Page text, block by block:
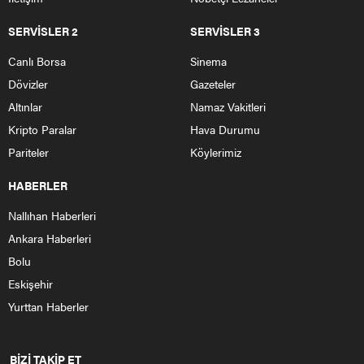
Yaklaşık 2.5 milyon aday Yükseköğretim Kurumları